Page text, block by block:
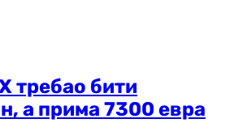
требао бити
а прима 7300 евра